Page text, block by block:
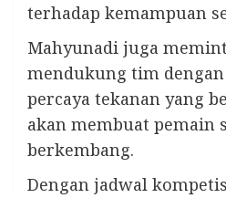
terhadap kemampuan
Mahyunadi juga
mendukung tim
percaya tekanan yang
akan membuat pemain
berkembang.
Dengan jadwal